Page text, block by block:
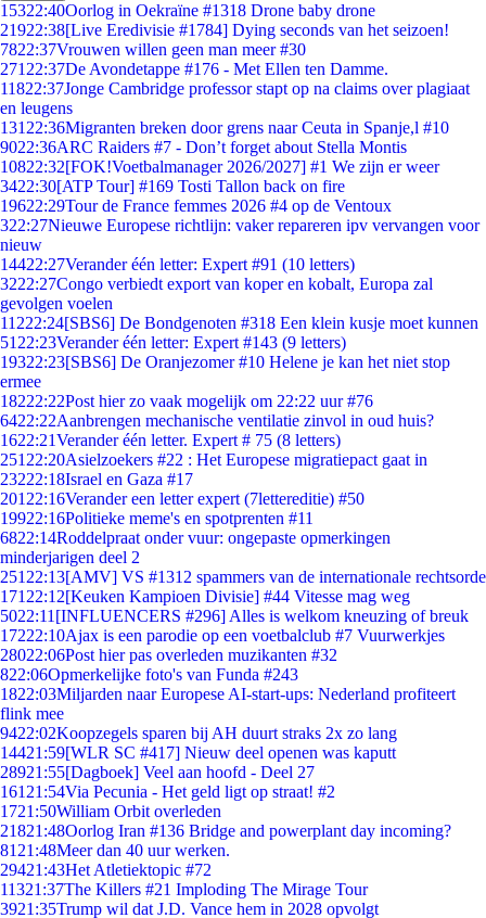
15322:40Oorlog in Oekraïne #1318 Drone baby drone
21922:38[Live Eredivisie #1784] Dying seconds van het seizoen!
7822:37Vrouwen willen geen man meer #30
271 22:37De Avondetappe #176 - Met Ellen ten Damme.
11822:37Jonge Cambridge professor stapt op na claims over plagiaat
en leugens
131 22:36Migranten breken door grens naar Ceuta in Spanje,l #10
9022:36ARC Raiders #7 - Don’t forget about Stella Montis
10822:32[FOK!Voetbalmanager 2026/2027] #1 We zijn er weer
3422:30[ATP Tour] #169 Tosti Tallon back on fire
19622:29Tour de France femmes 2026 #4 op de Ventoux
322:27Nieuwe Europese richtlijn: vaker repareren ipv vervangen voor
nieuw
14422:27Verander één letter: Expert #91 (10 letters)
3222:27Congo verbiedt export van koper en kobalt, Europa zal
gevolgen voelen
11222:24[SBS6] De Bondgenoten #318 Een klein kusje moet kunnen
51 22:23Verander één letter: Expert #143 (9 letters)
19322:23[SBS6] De Oranjezomer #10 Helene je kan het niet stop
ermee
18222:22Post hier zo vaak mogelijk om 22:22 uur #76
6422:22Aanbrengen mechanische ventilatie zinvol in oud huis?
1622:21Verander één letter. Expert # 75 (8 letters)
251 22:20Asielzoekers #22 : Het Europese migratiepact gaat in
23222:18Israel en Gaza #17
201 22:16Verander een letter expert (7lettereditie) #50
19922:16Politieke meme's en spotprenten #11
6822:14Roddelpraat onder vuur: ongepaste opmerkingen
minderjarigen deel 2
251 22:13[AMV] VS #1312 spammers van de internationale rechtsorde
171 22:12[Keuken Kampioen Divisie] #44 Vitesse mag weg
5022:11 [INFLUENCERS #296] Alles is welkom kneuzing of breuk
17222:10Ajax is een parodie op een voetbalclub #7 Vuurwerkjes
28022:06Post hier pas overleden muzikanten #32
822:06Opmerkelijke foto's van Funda #243
1822:03Miljarden naar Europese AI-start-ups: Nederland profiteert
flink mee
9422:02Koopzegels sparen bij AH duurt straks 2x zo lang
14421:59[WLR SC #417] Nieuw deel openen was kaputt
28921:55[Dagboek] Veel aan hoofd - Deel 27
161 21:54Via Pecunia - Het geld ligt op straat! #2
1721:50William Orbit overleden
21821:48Oorlog Iran #136 Bridge and powerplant day incoming?
81 21:48Meer dan 40 uur werken.
29421:43Het Atletiektopic #72
11321:37The Killers #21 Imploding The Mirage Tour
3921:35Trump wil dat J.D. Vance hem in 2028 opvolgt